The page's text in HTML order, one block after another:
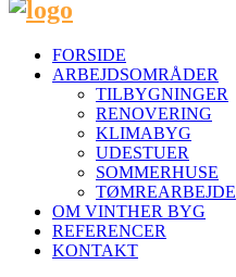
FORSIDE
ARBEJDSOMRÅDER
TILBYGNINGER
RENOVERING
KLIMABYG
UDESTUER
SOMMERHUSE
TØMREARBEJDE
OM VINTHER BYG
REFERENCER
KONTAKT